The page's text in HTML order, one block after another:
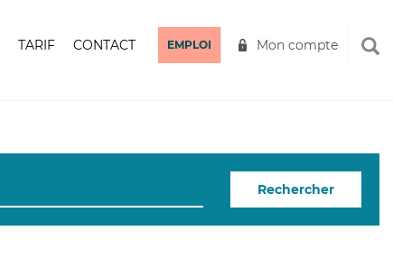
TARIF CONTACT EMPLOI Mon compte
Rechercher